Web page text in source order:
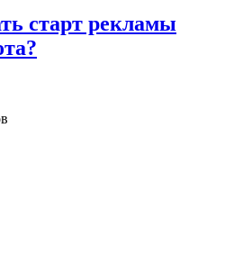
старт рекламы